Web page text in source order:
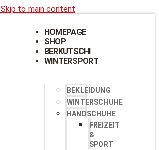
Skip to main content
HOMEPAGE
SHOP
BERKUTSCHI
WINTERSPORT
BEKLEIDUNG
WINTERSCHUHE
HANDSCHUHE
FREIZEIT
&
SPORT